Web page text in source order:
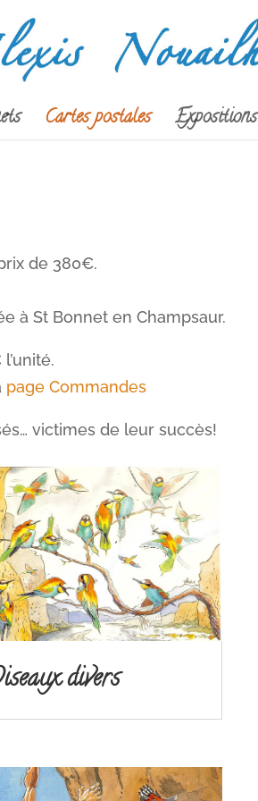
Cartes postales Expositions
de 380€.
à St Bonnet en Champsaur.
page Commandes
victimes de leur succès!
divers